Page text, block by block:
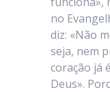
no
diz: «Não
seja, nem
coração já
Deus».